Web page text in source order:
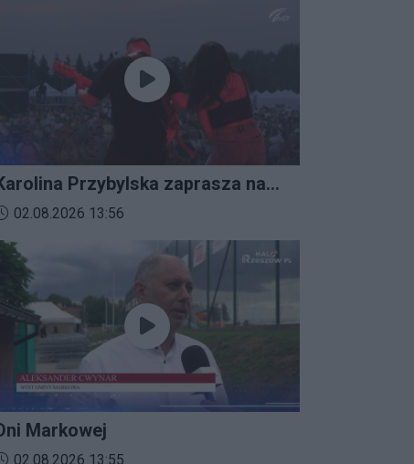
Przybylska zaprasza na
2026
dodania materiału wideo:
02.08.2026 13:56
Markowej
dodania materiału wideo:
02.08.2026 13:55